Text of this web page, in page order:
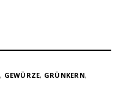
, GEWÜRZE, GRÜNKERN,